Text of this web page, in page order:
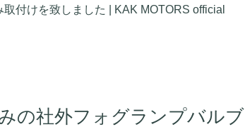
付けを致しました | KAK MOTORS official
の社外フォグランプバルブ